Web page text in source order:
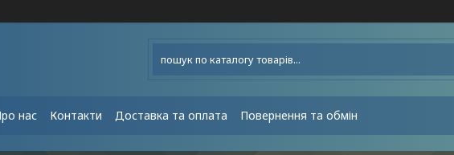
нас Контакти Доставка та оплата Повернення та обмін